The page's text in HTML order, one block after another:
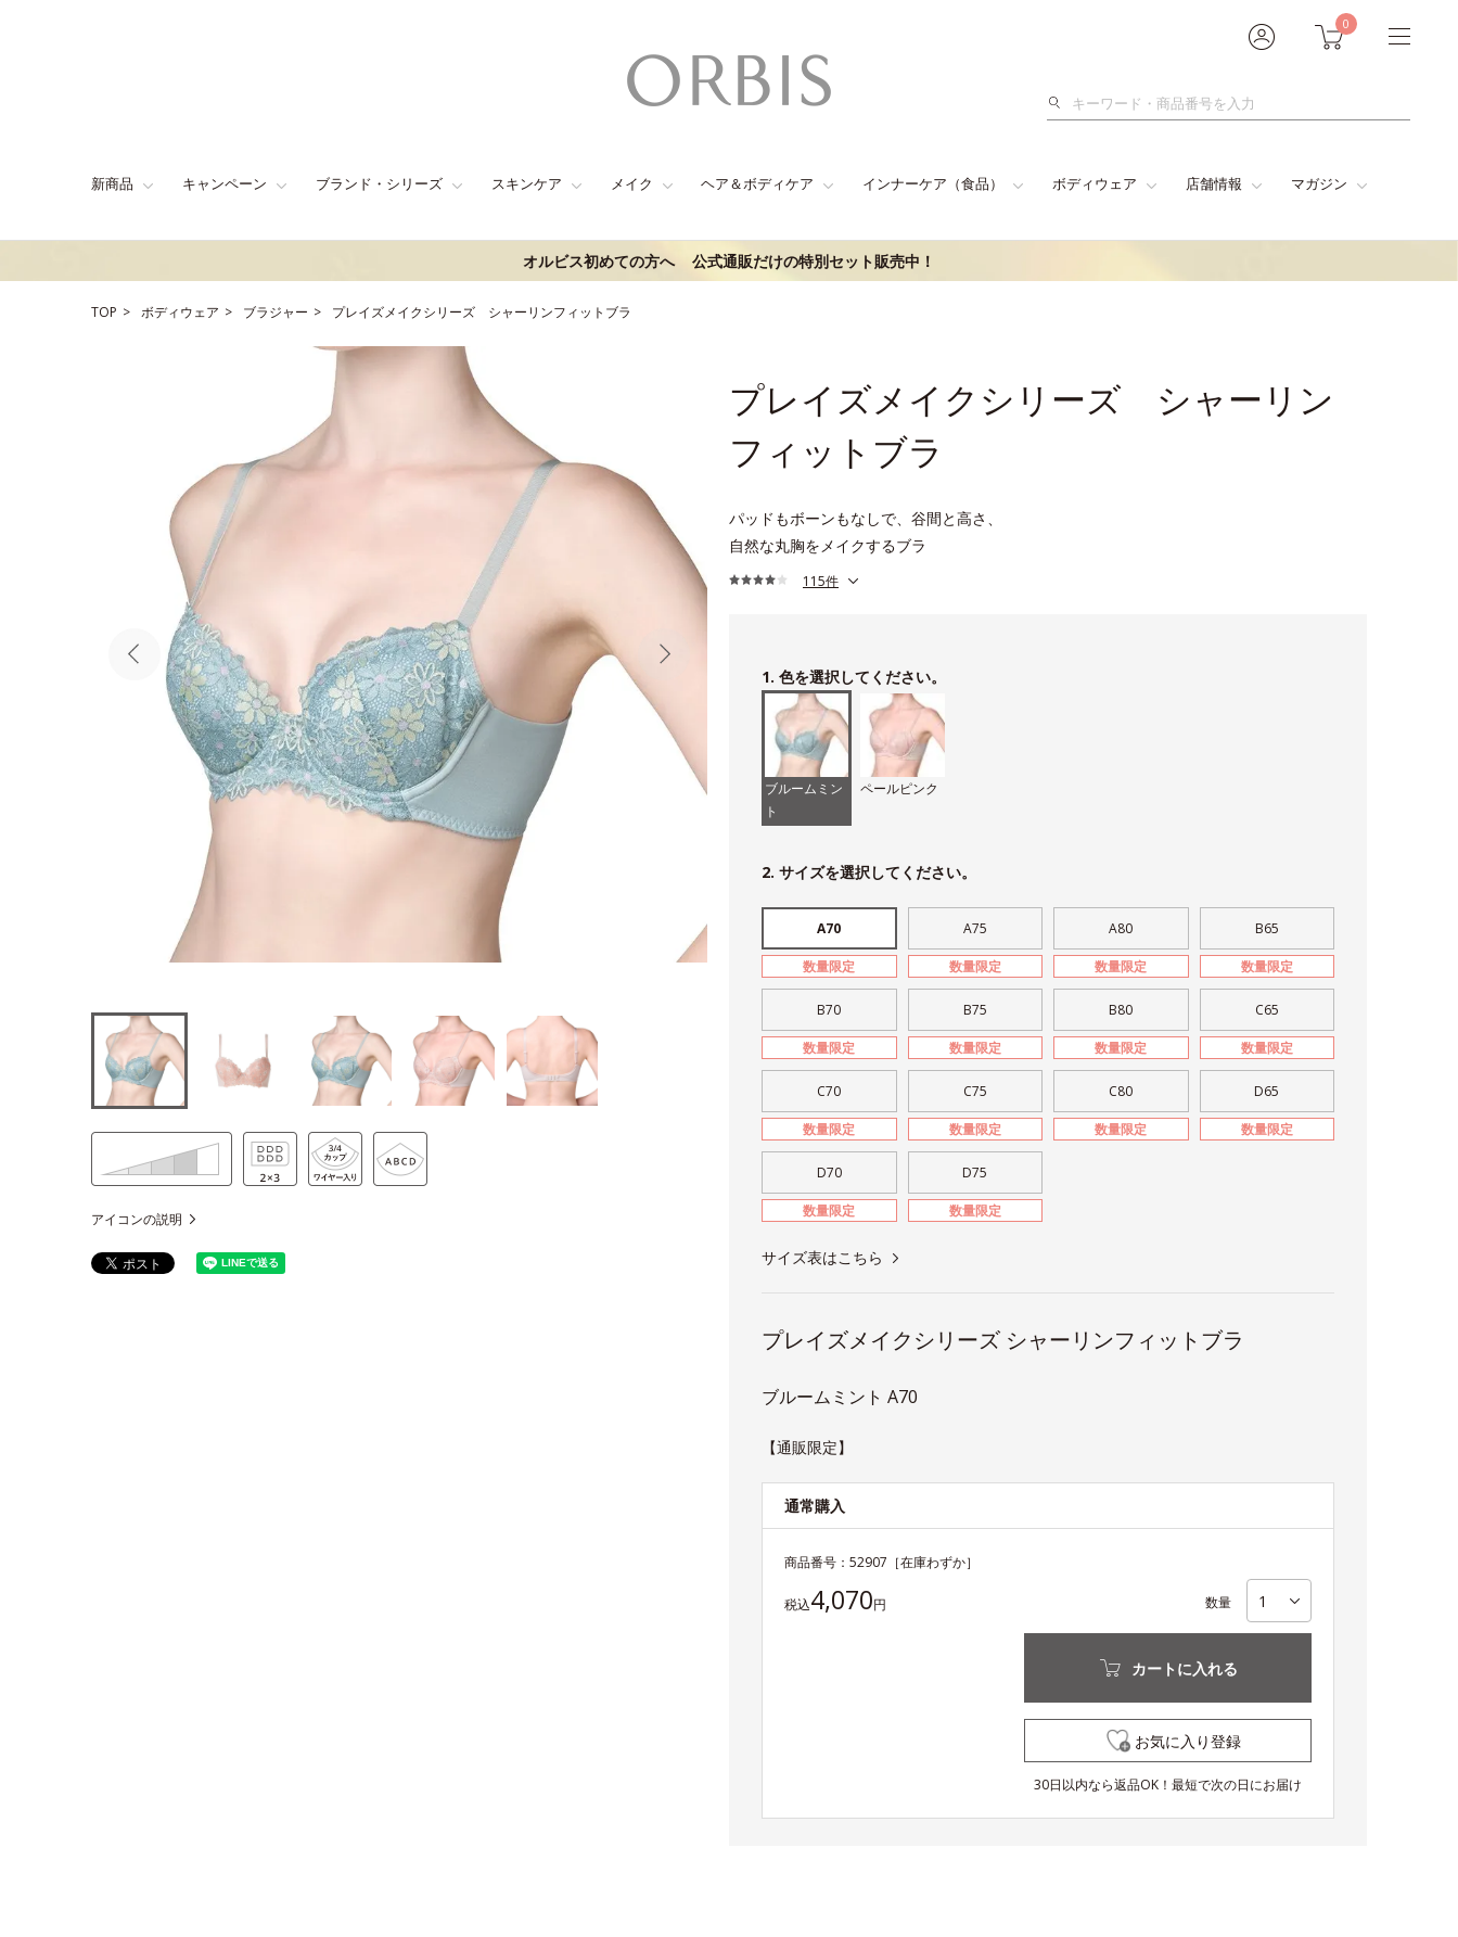
0
検
新商品 キャンペーン ブランド・シリーズ スキンケア メイク ヘア＆ボディケア インナーケア（食品） ボディウェア 店舗情報 マガジン
オルビス初めての方へ 公式通販だけの特別セット販売中！
TOP ボディウェア ブラジャー プレイズメイクシリーズ シャーリンフィットブラ
プレイズメイクシリーズ シャーリン
フィットブラ
パッドもボーンもなしで、谷間と高さ、
自然な丸胸をメイクするブラ
115件
アイコンの説明
1. 色を選択してください。
ブルームミン
ト
ペールピンク
2. サイズを選択してください。
A70
数量限定
A75
数量限定
A80
数量限定
B65
数量限定
B70
数量限定
B75
数量限定
B80
数量限定
C65
数量限定
C70
数量限定
C75
数量限定
C80
数量限定
D65
数量限定
D70
数量限定
D75
数量限定
サイズ表はこちら
プレイズメイクシリーズ シャーリンフィットブラ
ブルームミント A70
【通販限定】
通常購入
商品番号： 52907 ［在庫わずか］
税込4,070円 数量
カートに入れる
お気に入り登録
30日以内なら返品OK！最短で次の日にお届け